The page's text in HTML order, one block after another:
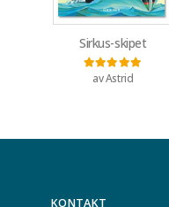
Sirkus-skipet
Vurdert5
av Astrid
KONTAKT